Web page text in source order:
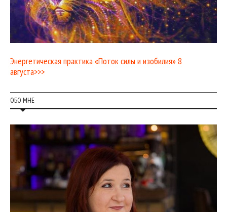
Энергетическая практика «Поток силы и изобилия» 8
августа>>>
ОБО МНЕ